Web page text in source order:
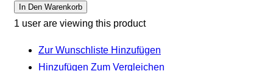
20
x
Paclan
In Den Warenkorb
1 user are viewing this product
Zur Wunschliste Hinzufügen
Hinzufügen Zum Vergleichen